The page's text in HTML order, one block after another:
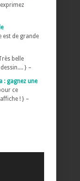
est de grande
belle
} –
: gagnez une
ce
! } –